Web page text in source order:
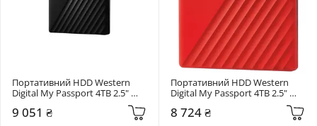
Портативний HDD Western
Digital My Passport 4TB 2.5"
USB 3.0 Black (WDBPKJ0040BBK-
WESN)
9 051 ₴
Портативний HDD Western
Digital My Passport 4TB 2.5"
USB 3.0 Red (WDBPKJ0040BRD-
WESN)
8 724 ₴